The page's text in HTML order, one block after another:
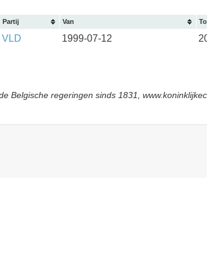
Partij Van
VLD 1999-07-12
Belgische regeringen sinds 1831,